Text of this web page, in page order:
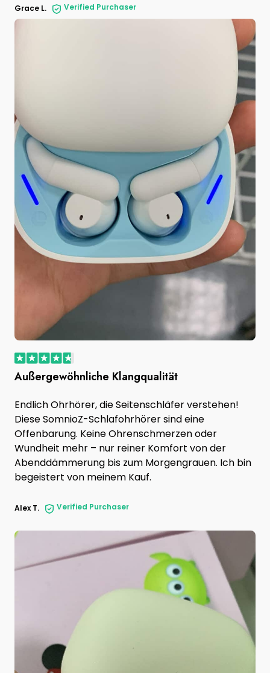
Grace L. Verified Purchaser
Außergewöhnliche Klangqualität
Endlich Ohrhörer, die Seitenschläfer verstehen!
Diese SomnioZ-Schlafohrhörer sind eine
Offenbarung. Keine Ohrenschmerzen oder
Wundheit mehr – nur reiner Komfort von der
Abenddämmerung bis zum Morgengrauen. Ich bin
begeistert von meinem Kauf.
Alex T. Verified Purchaser